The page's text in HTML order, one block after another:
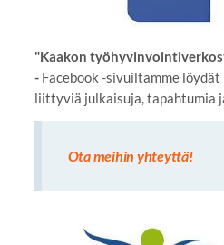
"Kaakon
- Facebook -sivuiltamme
liittyviä julkaisuja, tapahtumia
Ota meihin yhteyttä!